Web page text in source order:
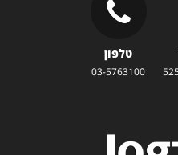
טלפון
03-5763100